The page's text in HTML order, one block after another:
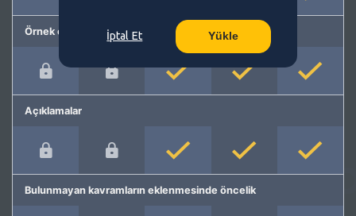
Örnek cümleler
Açıklamalar
Bulunmayan kavramların eklenmesinde öncelik
İptal Et Yükle